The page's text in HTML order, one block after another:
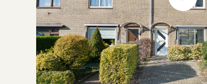
Heating types
Warm water type
Facilities
Garage type